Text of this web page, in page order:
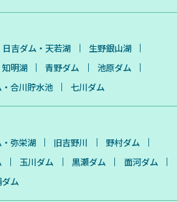
日吉ダム・天若湖
生野銀山湖
明湖 青野ダム
池原ダム
合川貯水池 七川ダム
弥栄湖 旧吉野川
野村ダム
玉川ダム 黒瀬ダム
面河ダム
ム